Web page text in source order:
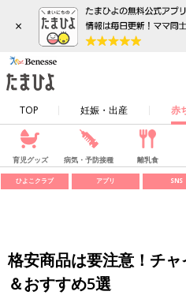
×
TOP 妊娠・出産 赤
育児グッズ 病気・予防接種 離乳食
ひよこクラブ アプリ SNS
格安商品は要注意！チ
＆おすすめ5選